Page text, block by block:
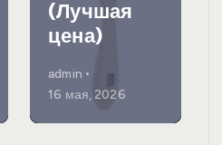
(Лучшая
цена)
admin
16 мая, 2026